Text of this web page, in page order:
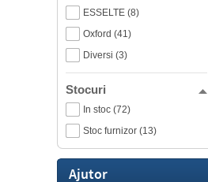
ESSELTE (8)
Oxford (41)
Diversi (3)
Stocuri
In stoc (72)
Stoc furnizor (13)
Ajutor